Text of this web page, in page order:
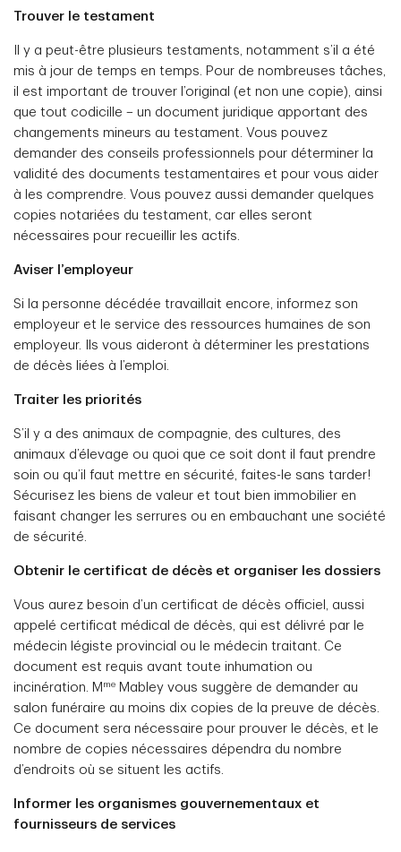
Trouver le testament
Il y a peut-être plusieurs testaments, notamment s’il a été
mis à jour de temps en temps. Pour de nombreuses tâches,
il est important de trouver l’original (et non une copie), ainsi
que tout codicille – un document juridique apportant des
changements mineurs au testament. Vous pouvez
demander des conseils professionnels pour déterminer la
validité des documents testamentaires et pour vous aider
à les comprendre. Vous pouvez aussi demander quelques
copies notariées du testament, car elles seront
nécessaires pour recueillir les actifs.
Aviser l’employeur
Si la personne décédée travaillait encore, informez son
employeur et le service des ressources humaines de son
employeur. Ils vous aideront à déterminer les prestations
de décès liées à l’emploi.
Traiter les priorités
S’il y a des animaux de compagnie, des cultures, des
animaux d’élevage ou quoi que ce soit dont il faut prendre
soin ou qu’il faut mettre en sécurité, faites-le sans tarder!
Sécurisez les biens de valeur et tout bien immobilier en
faisant changer les serrures ou en embauchant une société
de sécurité.
Obtenir le certificat de décès et organiser les dossiers
Vous aurez besoin d’un certificat de décès officiel, aussi
appelé certificat médical de décès, qui est délivré par le
médecin légiste provincial ou le médecin traitant. Ce
document est requis avant toute inhumation ou
incinération. M me Mabley vous suggère de demander au
salon funéraire au moins dix copies de la preuve de décès.
Ce document sera nécessaire pour prouver le décès, et le
nombre de copies nécessaires dépendra du nombre
d’endroits où se situent les actifs.
Informer les organismes gouvernementaux et
fournisseurs de services